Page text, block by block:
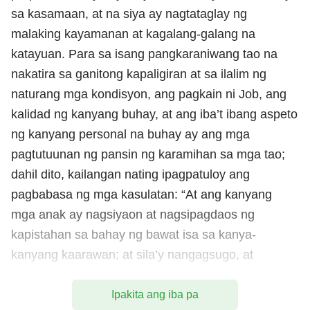
sa kasamaan, at na siya ay nagtataglay ng
malaking kayamanan at kagalang-galang na
katayuan. Para sa isang pangkaraniwang tao na
nakatira sa ganitong kapaligiran at sa ilalim ng
naturang mga kondisyon, ang pagkain ni Job, ang
kalidad ng kanyang buhay, at ang iba’t ibang aspeto
ng kanyang personal na buhay ay ang mga
pagtutuunan ng pansin ng karamihan sa mga tao;
dahil dito, kailangan nating ipagpatuloy ang
pagbabasa ng mga kasulatan: “At ang kanyang
mga anak ay nagsiyaon at nagsipagdaos ng
kapistahan sa bahay ng bawat isa sa kanya-
kanyang kaarawan; at sila’y nangagsugo, at
upang magsikain at magsiinom na kasalo nila. At
Ipakita ang iba pa